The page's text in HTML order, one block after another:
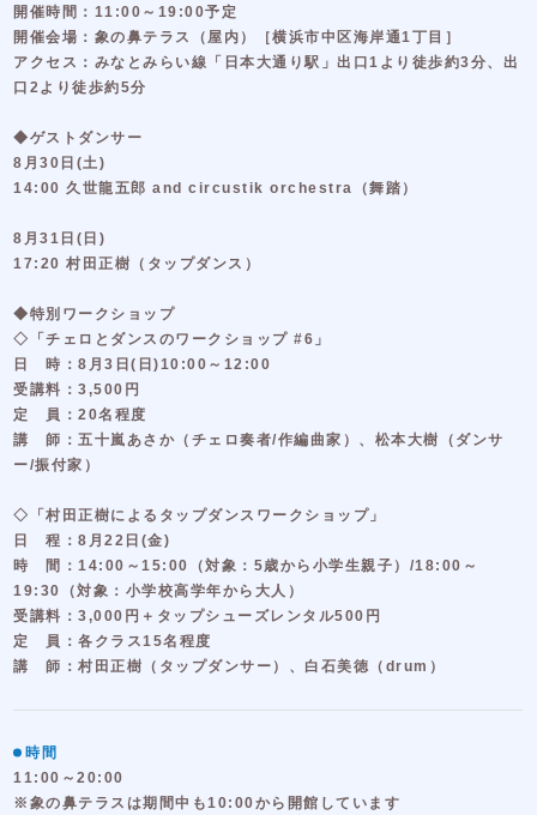
開催時間：11:00～19:00予定
開催会場：象の鼻テラス（屋内）［横浜市中区海岸通1丁目］
アクセス：みなとみらい線「日本大通り駅」出口1より徒歩約3分、出
口2より徒歩約5分
◆ゲストダンサー
8月30日(土)
14:00 久世龍五郎 and circustik orchestra（舞踏）
8月31日(日)
17:20 村田正樹（タップダンス）
◆特別ワークショップ
◇「チェロとダンスのワークショップ #6」
日 時：8月3日(日)10:00～12:00
受講料：3,500円
定 員：20名程度
講 師：五十嵐あさか（チェロ奏者/作編曲家）、松本大樹（ダンサ
ー/振付家）
◇「村田正樹によるタップダンスワークショップ」
日 程：8月22日(金)
時 間：14:00～15:00（対象：5歳から小学生親子）/18:00～
19:30（対象：小学校高学年から大人）
受講料：3,000円＋タップシューズレンタル500円
定 員：各クラス15名程度
講 師：村田正樹（タップダンサー）、白石美徳（drum）
時間
11:00～20:00
※象の鼻テラスは期間中も10:00から開館しています